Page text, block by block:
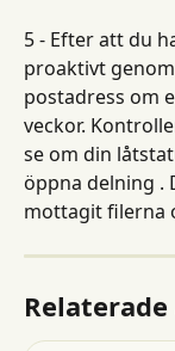
5 - Efter att du
proaktivt
postadress om
veckor.
se om din
öppna delning .
mottagit filerna